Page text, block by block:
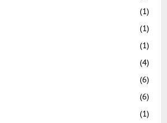
(1)
(1)
(1)
(4)
(6)
(6)
(1)